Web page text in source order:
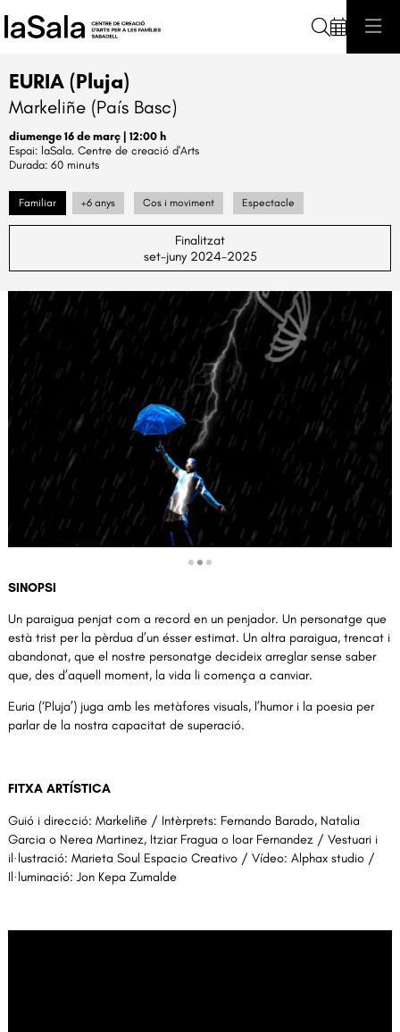
EURIA (Pluja)
Markeliñe (País Basc)
diumenge 16 de març | 12:00 h
laSala. Centre de creació d'Arts
Durada: 60 minuts
Familiar +6 anys Cos i moviment Espectacle
Finalitzat
set-juny 2024-2025
SINOPSI
Un paraigua penjat com a record en un penjador. Un personatge que
està trist per la pèrdua d’un ésser estimat. Un altra paraigua, trencat i
abandonat, que el nostre personatge decideix arreglar sense saber
que, des d’aquell moment, la vida li comença a canviar.
Euria (‘Pluja’) juga amb les metàfores visuals, l’humor i la poesia per
parlar de la nostra capacitat de superació.
FITXA ARTÍSTICA
Guió i direcció: Markeliñe / Intèrprets: Fernando Barado, Natalia
Garcia o Nerea Martinez, Itziar Fragua o Ioar Fernandez / Vestuari i
il·lustració: Marieta Soul Espacio Creativo / Vídeo: Alphax studio /
Il·luminació: Jon Kepa Zumalde